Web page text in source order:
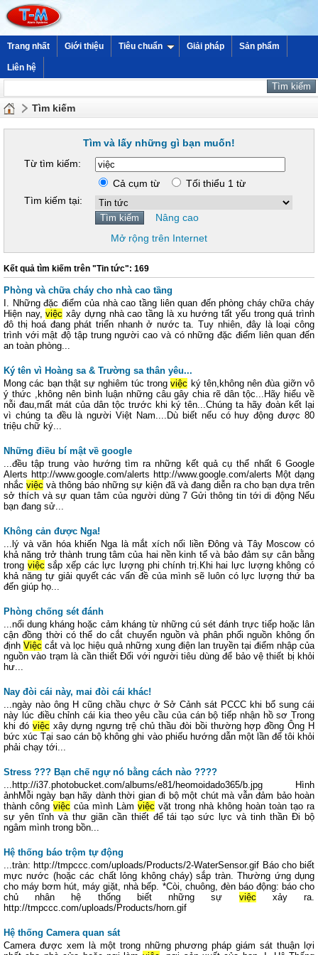
Trang nhất Giới thiệu Tiêu chuẩn Giải pháp Sản phẩm
Liên hệ
Tìm kiếm
Tìm và lấy những gì bạn muốn!
Từ tìm kiếm:
Cả cụm từ
Tối thiểu 1 từ
Tìm kiếm tại:
Nâng cao
Mở rộng trên Internet
Kết quả tìm kiếm trên "Tin tức": 169
Phòng và chữa cháy cho nhà cao tầng
I. Những đặc điểm của nhà cao tầng liên quan đến phòng cháy chữa cháy
Hiện nay,việc xây dựng nhà cao tầng là xu hướng tất yếu trong quá trình
đô thị hoá đang phát triển nhanh ở nước ta. Tuy nhiên, đây là loại công
trình với mật độ tập trung người cao và có những đặc điểm liên quan đến
an toàn phòng...
Ký tên vì Hoàng sa & Trường sa thân yêu...
Mong các bạn thật sự nghiêm túc trongviệc ký tên,không nên đùa giỡn vô
ý thức ,không nên bình luận những câu gây chia rẽ dân tộc...Hãy hiểu về
nỗi đau,mất mát của dân tộc trước khi ký tên...Chúng ta hãy đoàn kết lại
vì chúng ta đều là người Việt Nam....Dù biết nếu có huy động được 80
triệu chữ ký...
Những điều bí mật về google
...đều tập trung vào hướng tìm ra những kết quả cụ thể nhất 6 Google
Alerts http://www.google.com/alerts http://www.google.com/alerts Một dạng
nhắc việc và thông báo những sự kiện đã và đang diễn ra cho bạn dựa trên
sở thích và sự quan tâm của người dùng 7 Gửi thông tin tới di động Nếu
bạn đang sử...
Không cản được Nga!
...lý và văn hóa khiến Nga là mắt xích nối liền Đông và Tây Moscow có
khả năng trở thành trung tâm của hai nền kinh tế và bảo đảm sự cân bằng
trong việc sắp xếp các lực lượng phi chính trị.Khi hai lực lượng không có
khả năng tự giải quyết các vấn đề của mình sẽ luôn có lực lượng thứ ba
đến giúp họ...
Phòng chống sét đánh
...nối dung kháng hoặc cảm kháng từ những cú sét đánh trực tiếp hoặc lân
cận đồng thời có thể do cắt chuyển nguồn và phân phối nguồn không ổn
địnhViệc cắt và lọc hiệu quả những xung điện lan truyền tại điểm nhập của
nguồn vào trạm là cần thiết Đối với người tiêu dùng để bảo vệ thiết bị khỏi
hư...
Nay đòi cái này, mai đòi cái khác!
...ngày nào ông H cũng chầu chực ở Sở Cảnh sát PCCC khi bổ sung cái
này lúc điều chỉnh cái kia theo yêu cầu của cán bộ tiếp nhận hồ sơ Trong
khi đó việc xây dựng ngưng trệ chủ thầu đòi bồi thường hợp đồng Ông H
bức xúc Tại sao cán bộ không ghi vào phiếu hướng dẫn một lần để tôi khỏi
phải chạy tới...
Stress ??? Bạn chế ngự nó bằng cách nào ????
...http://i37.photobucket.com/albums/e81/heomoidado365/b.jpg Hình
ảnhMỗi ngày bạn hãy dành thời gian đi bộ một chút mà vẫn đảm bảo hoàn
thành công việc của mình Làm việc vặt trong nhà không hoàn toàn tạo ra
sự yên tĩnh và thư giãn cần thiết để tái tạo sức lực và tinh thần Đi bộ
ngâm mình trong bồn...
Hệ thống báo trộm tự động
...tràn: http://tmpccc.com/uploads/Products/2-WaterSensor.gif Báo cho biết
mực nước (hoặc các chất lỏng không cháy) sắp tràn. Thường ứng dụng
cho máy bơm hút, máy giặt, nhà bếp. *Còi, chuông, đèn báo động: báo cho
chủ nhân hệ thống biết những sự việc xảy ra.
http://tmpccc.com/uploads/Products/horn.gif
Hệ thống Camera quan sát
Camera được xem là một trong những phương pháp giám sát thuận lợi